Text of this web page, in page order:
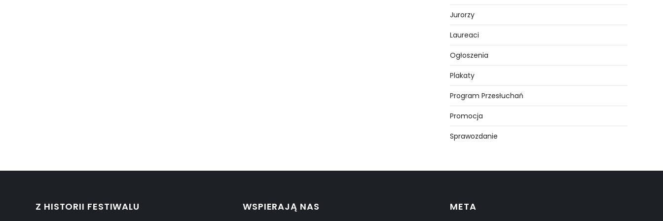
Jurorzy
Laureaci
Ogłoszenia
Plakaty
Program Przesłuchań
Promocja
Sprawozdanie
Z HISTORII FESTIWALU WSPIERAJĄ NAS META